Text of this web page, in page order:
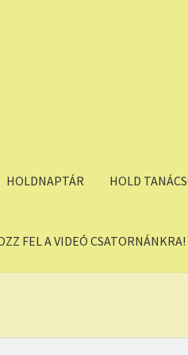
HOLDNAPTÁR HOLD
FEL A VIDEÓ CSATORNÁNKRA!